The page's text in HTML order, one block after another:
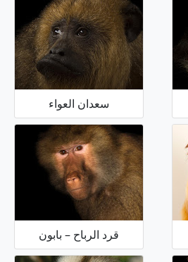
سعدان العواء
قرد الرباح – بابون